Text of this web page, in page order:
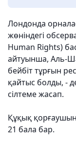
Лондонда
жөніндегі
Human Rights)
айтуынша, Аль-
бейбіт тұрғын
қайтыс болды, -
сілтеме жасап.
Құқық
21 бала бар.